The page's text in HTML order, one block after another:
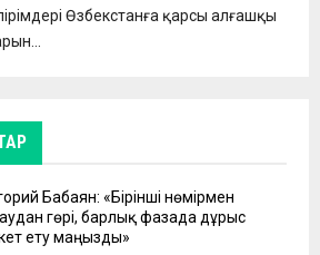
Өзбекстанға қарсы алғашқы
Бабаян: «Бірінші нөмірмен
гөрі, барлық фазада дұрыс
ету маңызды»